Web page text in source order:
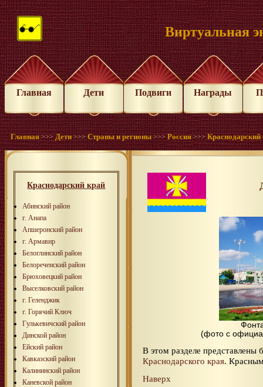
Виртуальная
Главная Дети Подвиги Награды
Главная >>>Дети >>>Страны и регионы >>>Россия >>>Краснодарский
Краснодарский край
Абинский район
г. Анапа
Апшеронский район
г. Армавир
Белоглинский район
Белореченский район
Брюховецкий район
Выселковский район
г. Геленджик
г. Горячий Ключ
Гулькевичский район
Динской район
Ейский район
Кавказский район
Калининский район
Каневской район
(фото с
В этом разделе представлены
Краснодарского края.
Наверх